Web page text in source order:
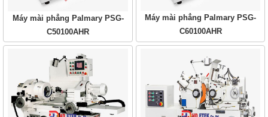
Máy mài phẳng Palmary PSG-
C50100AHR
Máy mài phẳng Palmary PSG-
C60100AHR